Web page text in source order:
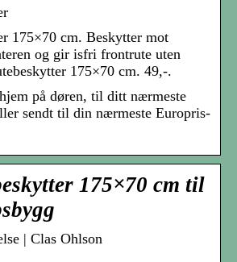
175×70 cm. Beskytter mot
og gir isfri frontrute uten
175×70 cm. 49,-.
på døren, til ditt nærmeste
sendt til din nærmeste Europris-
175×70 cm til
| Clas Ohlson